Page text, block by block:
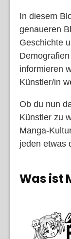
In diesem
genaueren
Geschichte
informieren
Künstler/in
Ob du nun
Künstler zu
Manga-
jeden etwas
Was ist